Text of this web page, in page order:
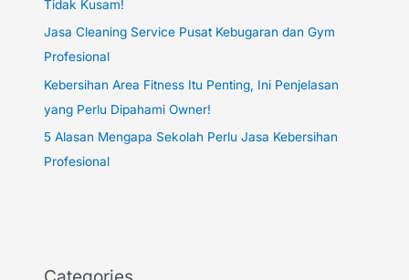
Tidak Kusam!
Jasa Cleaning Service Pusat Kebugaran dan Gym
Profesional
Kebersihan Area Fitness Itu Penting, Ini Penjelasan
yang Perlu Dipahami Owner!
5 Alasan Mengapa Sekolah Perlu Jasa Kebersihan
Profesional